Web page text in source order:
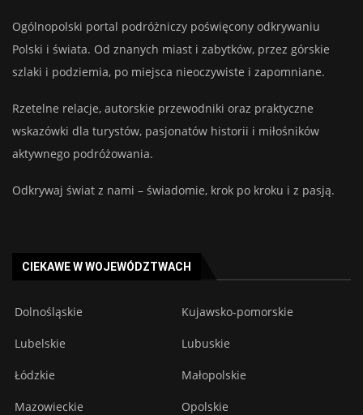
Ogólnopolski portal podróżniczy poświęcony odkrywaniu
Polski i świata. Od znanych miast i zabytków, przez górskie
szlaki i podziemia, po miejsca nieoczywiste i zapomniane.
Rzetelne relacje, autorskie przewodniki oraz praktyczne
wskazówki dla turystów, pasjonatów historii i miłośników
aktywnego podróżowania.
Odkrywaj świat z nami – świadomie, krok po kroku i z pasją.
CIEKAWE W WOJEWÓDZTWACH
Dolnośląskie Kujawsko-pomorskie
Lubelskie Lubuskie
Łódzkie Małopolskie
Mazowieckie Opolskie